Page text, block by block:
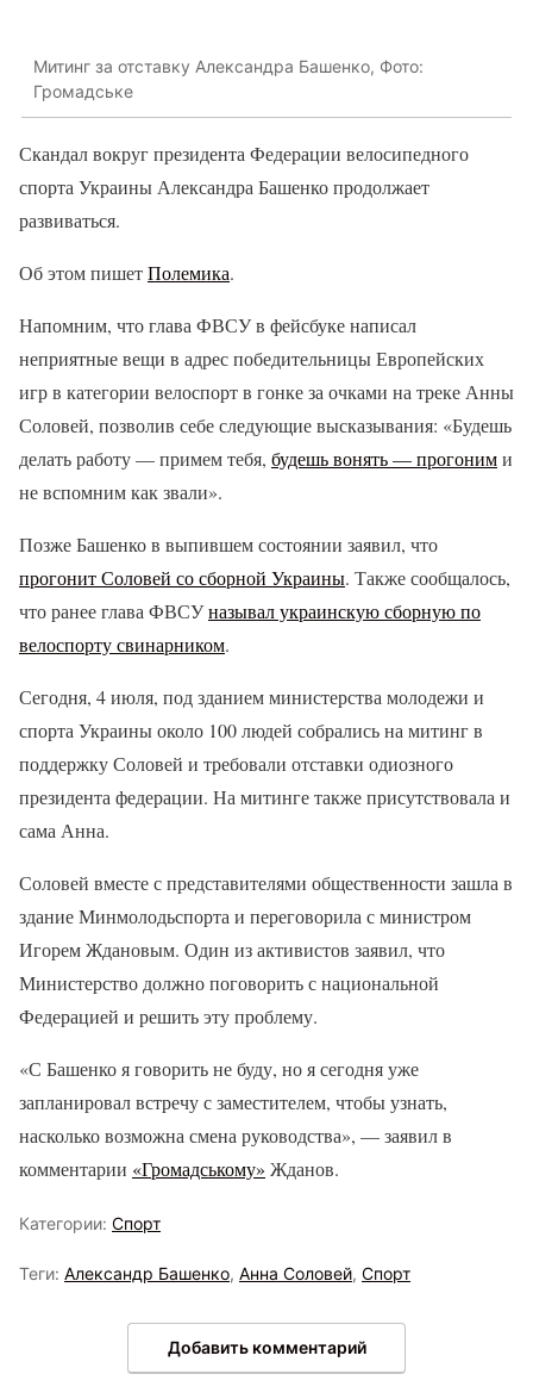
Митинг за отставку Александра Башенко, Фото:
Громадське
Скандал вокруг президента Федерации велосипедного
спорта Украины Александра Башенко продолжает
развиваться.
Об этом пишетПолемика.
Напомним, что глава ФВСУ в фейсбуке написал
неприятные вещи в адрес победительницы Европейских
игр в категории велоспорт в гонке за очками на треке Анны
Соловей, позволив себе следующие высказывания: «Будешь
делать работу — примем тебя, будешь вонять — прогоними
не вспомним как звали».
Позже Башенко в выпившем состоянии заявил, что
прогонит Соловей со сборной Украины. Также сообщалось,
что ранее глава ФВСУназывал украинскую сборную по
велоспорту свинарником.
Сегодня, 4 июля, под зданием министерства молодежи и
спорта Украины около 100 людей собрались на митинг в
поддержку Соловей и требовали отставки одиозного
президента федерации. На митинге также присутствовала и
сама Анна.
Соловей вместе с представителями общественности зашла в
здание Минмолодьспорта и переговорила с министром
Игорем Ждановым. Один из активистов заявил, что
Министерство должно поговорить с национальной
Федерацией и решить эту проблему.
«С Башенко я говорить не буду, но я сегодня уже
запланировал встречу с заместителем, чтобы узнать,
насколько возможна смена руководства», — заявил в
комментарии «Громадському» Жданов.
Категории: Спорт
Теги: Александр Башенко, Анна Соловей, Спорт
Добавить комментарий